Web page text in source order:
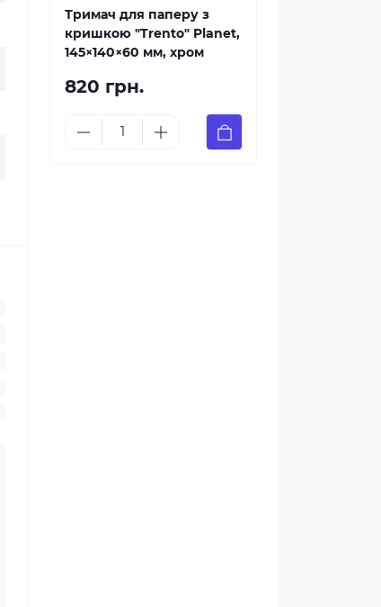
Тримач для паперу з
кришкою "Trento" Planet,
145×140×60 мм, хром
820 грн.